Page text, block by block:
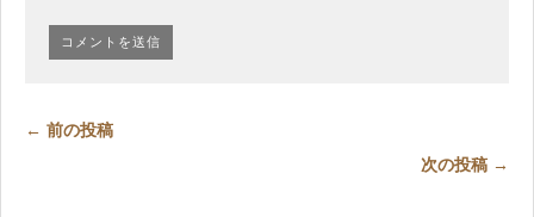
← 前の投稿
次の投稿 →